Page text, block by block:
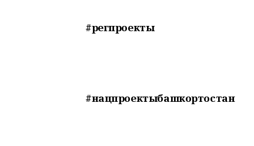
#регпроекты
#нацпроектыбашкортостан